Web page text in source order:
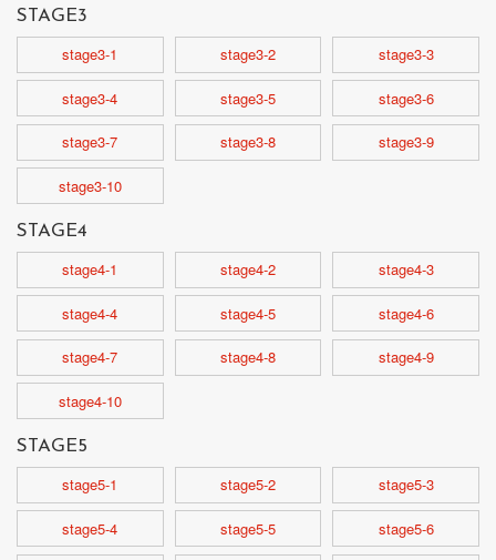
STAGE3
stage3-1 stage3-2 stage3-3
stage3-4 stage3-5 stage3-6
stage3-7 stage3-8 stage3-9
stage3-10
STAGE4
stage4-1 stage4-2 stage4-3
stage4-4 stage4-5 stage4-6
stage4-7 stage4-8 stage4-9
stage4-10
STAGE5
stage5-1 stage5-2 stage5-3
stage5-4 stage5-5 stage5-6